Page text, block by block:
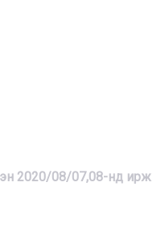
2020/08/07,08-нд ирж